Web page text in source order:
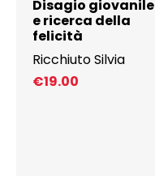
Disagio giovanile
e ricerca della
felicità
Ricchiuto Silvia
€19.00